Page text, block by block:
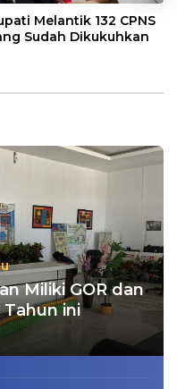
Melantik 132 CPNS
Sudah Dikukuhkan
Miliki GOR dan
ini